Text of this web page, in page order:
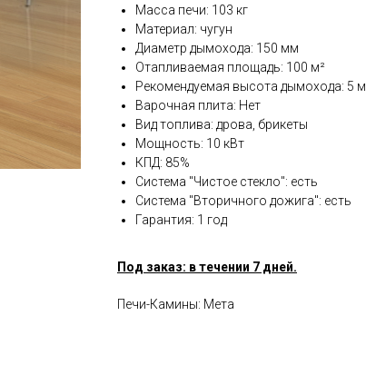
Масса печи: 103 кг
Материал: чугун
Диаметр дымохода: 150 мм
Отапливаемая площадь: 100 м²
Рекомендуемая высота дымохода: 5 м
Варочная плита: Нет
Вид топлива: дрова, брикеты
Мощность: 10 кВт
КПД: 85%
Система "Чистое стекло": есть
Система "Вторичного дожига": есть
Гарантия: 1 год
Под заказ: в течении 7 дней.
Печи-Камины: Мета